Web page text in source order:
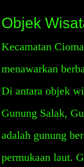
Objek
Kecamatan
menawarkan
Di antara objek
Gunung Salak,
adalah gunung
permukaan laut.